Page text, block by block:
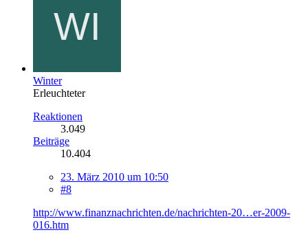
Winter
Erleuchteter
Reaktionen
3.049
Beiträge
10.404
23. März 2010 um 10:50
#8
http://www.finanznachrichten.de/nachrichten-20…er-2009-
016.htm